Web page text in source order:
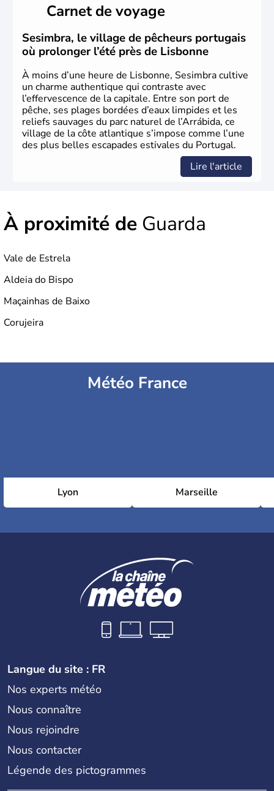
devient la capitale du pays et s'impose rapidement
comme point de commerce européen. Du XVe jusqu'au
XVIe siècle, le Portugal brille dans le monde entier
comme l'un des plus grands pouvoirs économiques et
culturels. La monarchie est abolie en 1910 et la
République est instaurée. Dictature de 1926 à 1974, il
devient membre de l'Union Européenne en 1986.
Carnet de voyage
Sesimbra, le village de pêcheurs portugais
où prolonger l’été près de Lisbonne
À moins d’une heure de Lisbonne, Sesimbra cultive
un charme authentique qui contraste avec
l’effervescence de la capitale. Entre son port de
pêche, ses plages bordées d’eaux limpides et les
reliefs sauvages du parc naturel de l’Arrábida, ce
village de la côte atlantique s’impose comme l’une
des plus belles escapades estivales du Portugal.
Lire l'article
À proximité de Guarda
Vale de Estrela
Aldeia do Bispo
Maçainhas de Baixo
Corujeira
Météo France
Lyon Marseille
Langue du site : FR
Nos experts météo
Nous connaître
Nous rejoindre
Nous contacter
Légende des pictogrammes